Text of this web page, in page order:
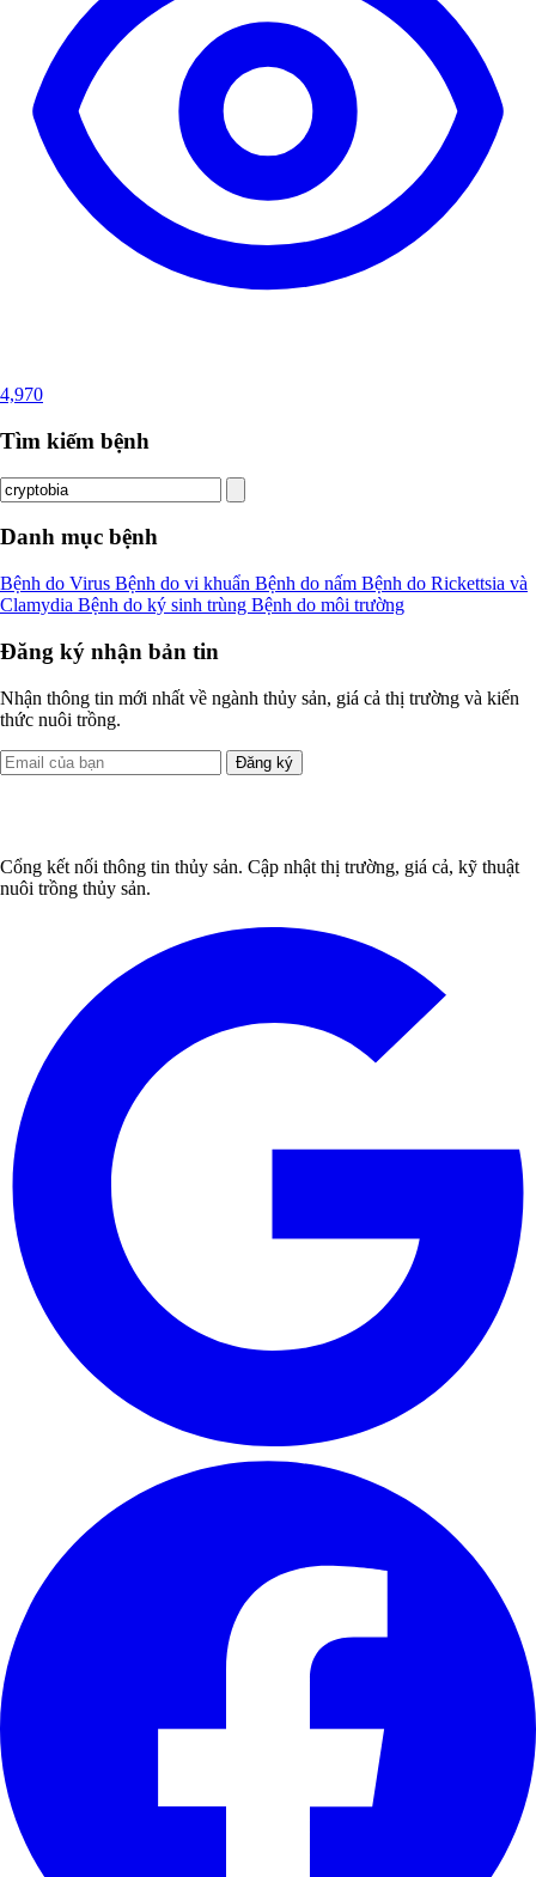
4,970
Tìm kiếm bệnh
Danh mục bệnh
Bệnh do Virus Bệnh do vi khuẩn Bệnh do nấm Bệnh do Rickettsia và
Clamydia Bệnh do ký sinh trùng Bệnh do môi trường
Đăng ký nhận bản tin
Nhận thông tin mới nhất về ngành thủy sản, giá cả thị trường và kiến
thức nuôi trồng.
Đăng ký
Cổng kết nối thông tin thủy sản. Cập nhật thị trường, giá cả, kỹ thuật
nuôi trồng thủy sản.